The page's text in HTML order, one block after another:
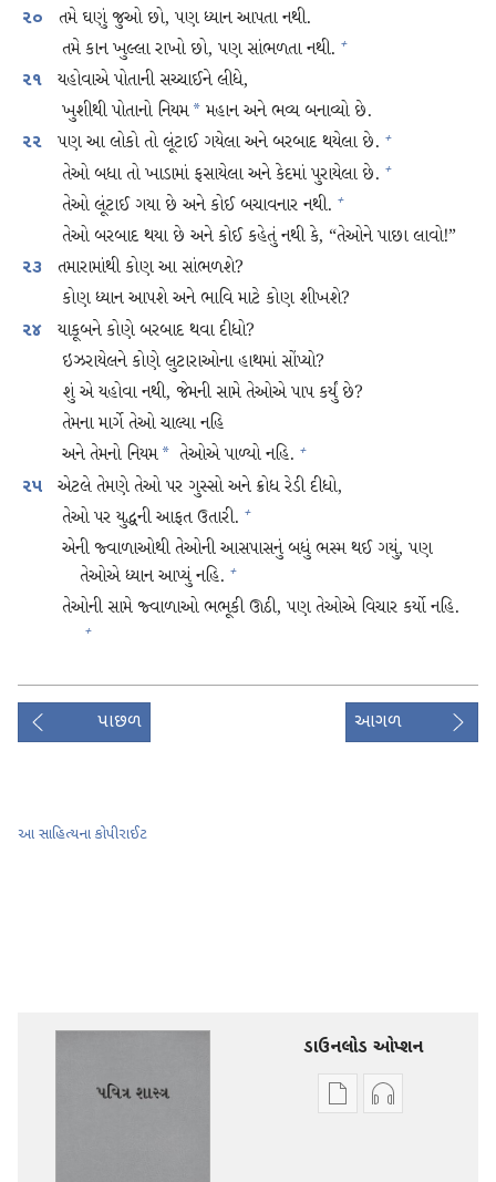
૨૦
તમે ઘણું જુઓ છો, પણ ધ્યાન આપતા નથી.
તમે કાન ખુલ્લા રાખો છો, પણ સાંભળતા નથી. +
૨૧
યહોવાએ પોતાની સચ્ચાઈને લીધે,
ખુશીથી પોતાનો નિયમ * મહાન અને ભવ્ય બનાવ્યો છે.
૨૨ પણ આ લોકો તો લૂંટાઈ ગયેલા અને બરબાદ થયેલા છે. +
તેઓ બધા તો ખાડામાં ફસાયેલા અને કેદમાં પુરાયેલા છે. +
તેઓ લૂંટાઈ ગયા છે અને કોઈ બચાવનાર નથી. +
તેઓ બરબાદ થયા છે અને કોઈ કહેતું નથી કે, “તેઓને પાછા લાવો!”
૨૩
તમારામાંથી કોણ આ સાંભળશે?
કોણ ધ્યાન આપશે અને ભાવિ માટે કોણ શીખશે?
૨૪
યાકૂબને કોણે બરબાદ થવા દીધો?
ઇઝરાયેલને કોણે લુટારાઓના હાથમાં સોંપ્યો?
શું એ યહોવા નથી, જેમની સામે તેઓએ પાપ કર્યું છે?
તેમના માર્ગે તેઓ ચાલ્યા નહિ
અને તેમનો નિયમ * તેઓએ પાળ્યો નહિ. +
૨૫
એટલે તેમણે તેઓ પર ગુસ્સો અને ક્રોધ રેડી દીધો,
તેઓ પર યુદ્ધની આફત ઉતારી. +
એની જ્વાળાઓથી તેઓની આસપાસનું બધું ભસ્મ થઈ ગયું, પણ
તેઓએ ધ્યાન આપ્યું નહિ. +
તેઓની સામે જ્વાળાઓ ભભૂકી ઊઠી, પણ તેઓએ વિચાર કર્યો નહિ.
+
પાછળ આગળ
આ સાહિત્યના કોપીરાઈટ
ડાઉનલોડ ઓપ્શન
ડિજિટલઑડિયો